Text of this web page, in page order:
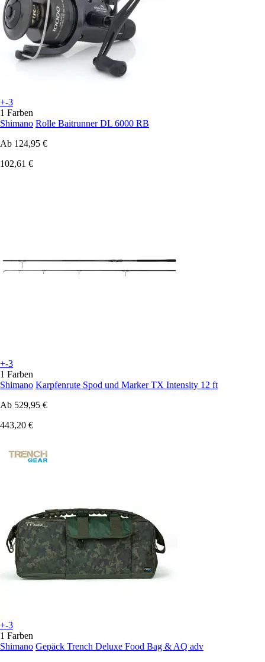
+-3
1 Farben
Shimano Rolle Baitrunner DL 6000 RB
Ab 124,95 €
102,61 €
+-3
1 Farben
Shimano Karpfenrute Spod und Marker TX Intensity 12 ft
Ab 529,95 €
443,20 €
+-3
1 Farben
Shimano Gepäck Trench Deluxe Food Bag & AQ adv